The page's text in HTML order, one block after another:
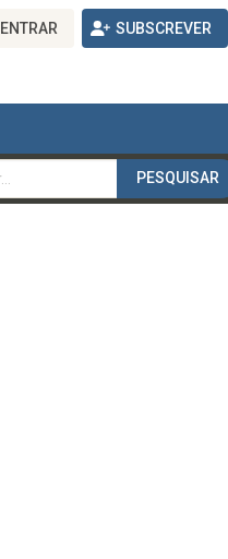
ENTRAR SUBSCREVER
PESQUISAR